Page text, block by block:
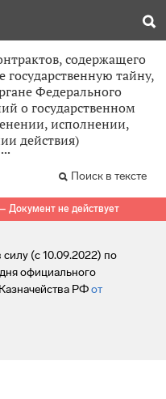
содержащего
государственную тайну,
Федерального
о государственном
исполнении,
действия)
Поиск в тексте
Документ не действует
(с 10.09.2022) по
официального
РФот